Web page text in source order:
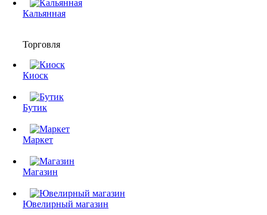
Кальянная
Торговля
Киоск
Бутик
Маркет
Магазин
Ювелирный магазин